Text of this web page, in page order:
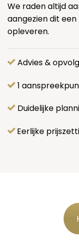
We raden altijd
aangezien dit
opleveren.
Advies &
1
Duidelijke
Eerlijke